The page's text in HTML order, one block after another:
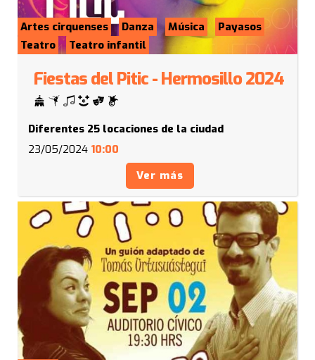
Artes cirquenses Danza Música
Payasos
Teatro
Teatro infantil
Fiestas del Pitic - Hermosillo 2024
Diferentes 25 locaciones de la ciudad
23/05/2024 10:00
Ver más